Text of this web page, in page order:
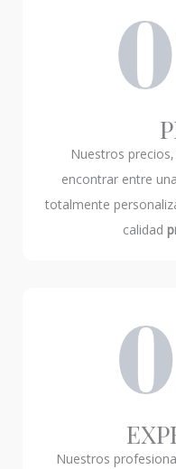
Nuestros
encontrar entre
totalmente
calidad
Nuestros